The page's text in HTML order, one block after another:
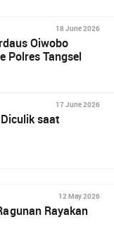
18 June 2026
Oiwobo
Polres Tangsel
17 June 2026
saat
12 May 2026
Rayakan